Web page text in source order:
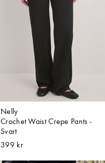
Nelly
Crochet Waist Crepe Pants -
Svart
399 kr